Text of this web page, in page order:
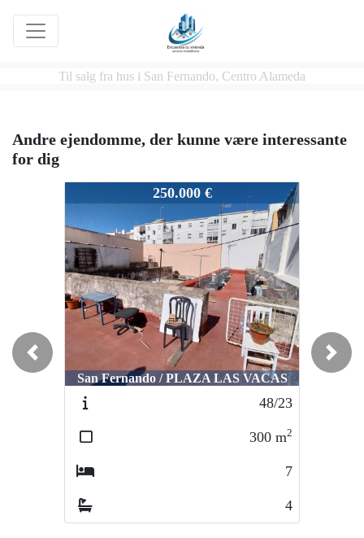
Til salg fra hus i San Fernando, Centro Alameda
Andre ejendomme, der kunne være interessante
for dig
250.000 €
San Fernando / PLAZA LAS VACAS
48/23
300 m2
7
4
Previous Next